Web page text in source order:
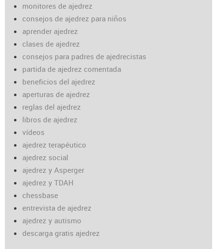
monitores de ajedrez
consejos de ajedrez para niños
aprender ajedrez
clases de ajedrez
consejos para padres de ajedrecistas
partida de ajedrez comentada
beneficios del ajedrez
aperturas de ajedrez
reglas del ajedrez
libros de ajedrez
vídeos
ajedrez terapéutico
ajedrez social
ajedrez y Asperger
ajedrez y TDAH
chessbase
entrevista de ajedrez
ajedrez y autismo
descarga gratis ajedrez